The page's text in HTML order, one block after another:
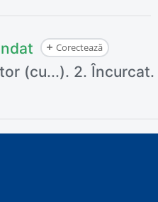
Corectează
(cu...). 2. Încurcat.